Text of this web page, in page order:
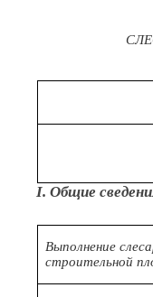
I. Общие
Выполнение
строительной